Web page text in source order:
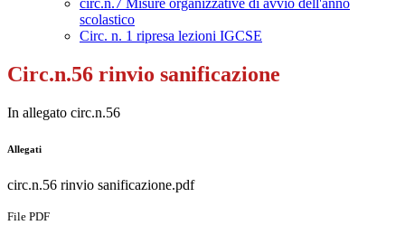
circ.n.7 Misure organizzative di avvio dell'anno
scolastico
Circ. n. 1 ripresa lezioni IGCSE
Circ.n.56 rinvio sanificazione
In allegato circ.n.56
Allegati
circ.n.56 rinvio sanificazione.pdf
File PDF